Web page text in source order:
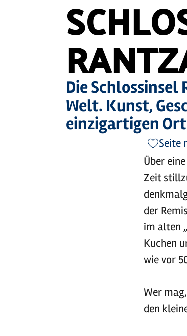
Die
Welt. Kunst,
einzigartigen
Seite
Über
Zeit
der
im alten
Kuchen
wie vor
Wer
den